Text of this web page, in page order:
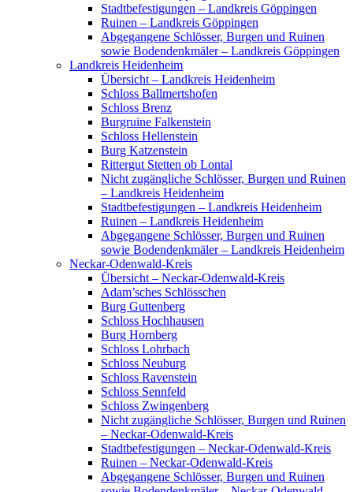
Stadtbefestigungen – Landkreis Göppingen
Ruinen – Landkreis Göppingen
Abgegangene Schlösser, Burgen und Ruinen
sowie Bodendenkmäler – Landkreis Göppingen
Landkreis Heidenheim
Übersicht – Landkreis Heidenheim
Schloss Ballmertshofen
Schloss Brenz
Burgruine Falkenstein
Schloss Hellenstein
Burg Katzenstein
Rittergut Stetten ob Lontal
Nicht zugängliche Schlösser, Burgen und Ruinen
– Landkreis Heidenheim
Stadtbefestigungen – Landkreis Heidenheim
Ruinen – Landkreis Heidenheim
Abgegangene Schlösser, Burgen und Ruinen
sowie Bodendenkmäler – Landkreis Heidenheim
Neckar-Odenwald-Kreis
Übersicht – Neckar-Odenwald-Kreis
Adam’sches Schlösschen
Burg Guttenberg
Schloss Hochhausen
Burg Hornberg
Schloss Lohrbach
Schloss Neuburg
Schloss Ravenstein
Schloss Sennfeld
Schloss Zwingenberg
Nicht zugängliche Schlösser, Burgen und Ruinen
– Neckar-Odenwald-Kreis
Stadtbefestigungen – Neckar-Odenwald-Kreis
Ruinen – Neckar-Odenwald-Kreis
Abgegangene Schlösser, Burgen und Ruinen